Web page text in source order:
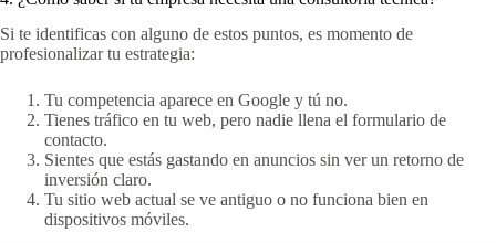
Si te identificas con alguno de estos puntos, es momento de
profesionalizar tu estrategia:
Tu competencia aparece en Google y tú no.
Tienes tráfico en tu web, pero nadie llena el formulario de
contacto.
Sientes que estás gastando en anuncios sin ver un retorno de
inversión claro.
Tu sitio web actual se ve antiguo o no funciona bien en
dispositivos móviles.